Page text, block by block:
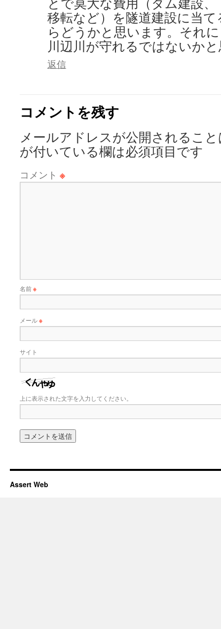
移転など）を隧道建設に当
らどうかと思います。それ
川辺川が守れるではないか
返信
コメントを残す
メールアドレスが公開されるこ
が付いている欄は必須項目です
コメント ※
名前※
メール※
サイト
上に表示された文字を入力してください。
Assert Web